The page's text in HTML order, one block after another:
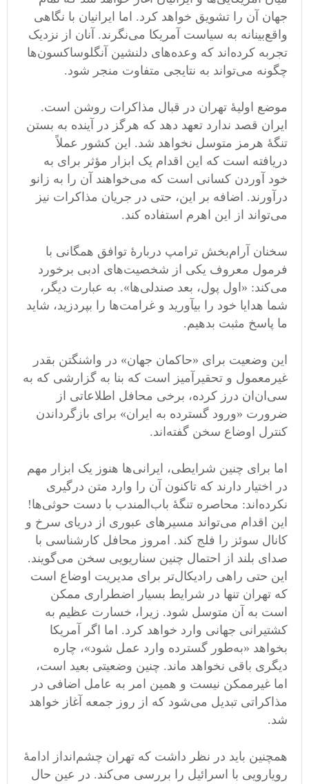
جهان آن را تشویق خواهد کرد. اما ایرانیان با نگاهی
واقع‌بینانه به سیاست آمریکا می‌نگرند. آنان از نزدیک
تجربه کرده‌اند که وعده‌های دلنشین آنگلوساکسون‌ها
چگونه می‌تواند به نتایجی متفاوت منجر شود.
موضع اولیۀ تهران در قبال مذاکرات روشن است.
ایران قصد ندارد تعهد دهد که هرگز در آینده به بستن
تنگۀ هرمز متوسل نخواهد شد. این کشور عملاً
دریافته است که این اقدام یک ابزار مؤثر برای به
خود آوردن کسانی است که می‌خواهند آن را به زانو
درآورند. اضافه بر این، حتی در جریان مذاکرات نیز
می‌تواند از این اهرم استفاده کند.
سخنان آرام‌بخش ترامپ دربارۀ توافق همگانی با
فرمول معروف یکی از شخصیت‌های ادبی برخورد
می‌کند: «اول پول، بعد صندلی‌ها». به عبارت دیگر،
شما هدایا خود را بیآورید و غرامت‌ها را بپردزید، شاید
ما پاسخ مثبت بدهیم.
این وضعیت برای «حاکمان جهان» در واشنگتن بقدر
غیرمعمول و تحقیرآمیز است که بنا به گزارشی که به
سی‌ان‌ان درز کرده، برخی محافل اطلاعاتی از
ضرورت «ورود گسترده به ایران» برای بازگرداندن
کنترل اوضاع سخن گفته‌اند.
اما برای چنین شرایطی، ایرانی‌ها هنوز یک ابزار مهم
در اختیار دارند که تاکنون آن را وارد متن درگیری
نکرده‌اند: محاصره تنگۀ باب‌المندب با دست حوثی‌ها!
این اقدام می‌تواند مسیرهای عبوری از دریای سرخ و
کانال سوئز را فلج کند. امروز محافل کارشناسی با
صدای بلند از احتمال چنین سناریویی سخن می‌گویند.
این حتی راهی رادیکال‌تر برای مدیریت اوضاع است
که تهران تنها در شرایط بسیار اضطراری ممکن
است به آن متوسل شود. زیرا، خسارت عظیم به
کشتیرانی جهانی وارد خواهد کرد. اما اگر آمریکا
بخواهد «به‌طور گسترده وارد عمل شود»، چاره
دیگری باقی نخواهد ماند. چنین وضعیتی بعید است،
اما غیرممکن نیست و همین امر به عامل اضافی در
مذاکراتی تبدیل می‌شود که از روز جمعه آغاز خواهد
شد.
همچنین باید در نظر داشت که تهران چشم‌انداز ادامۀ
رویارویی با اسرائیل را بررسی می‌کند. در عین حال